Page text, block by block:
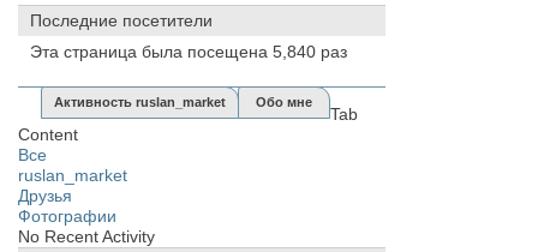
Последние посетители
Эта страница была посещена 5,840 раз
Активность ruslan_market Обо мне
Tab
Content
Все
ruslan_market
Друзья
Фотографии
No Recent Activity